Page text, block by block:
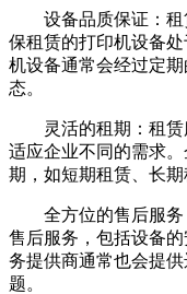
设备品质保证：
保租赁的打印机设备
机设备通常会经过定
态。
灵活的租期：租
适应企业不同的需求
期，如短期租赁、长期
全方位的售后服
售后服务，包括设备
务提供商通常也会提
题。